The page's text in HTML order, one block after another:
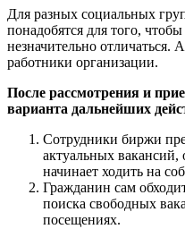
Для разных социальных
понадобятся для того,
незначительно отличаться.
работники организации.
После рассмотрения и
варианта дальнейших
Сотрудники биржи
актуальных
начинает ходить на
Гражданин сам
поиска свободных
посещениях.